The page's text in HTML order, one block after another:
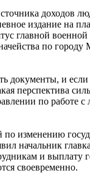
доходов
издание на
главной
по
документы, и
перспектива
по работе
изменению
начальник
и
своевременно.